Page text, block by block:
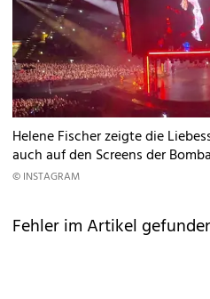
Helene Fischer zeigte die
auch auf den Screens der
© INSTAGRAM
Fehler im Artikel